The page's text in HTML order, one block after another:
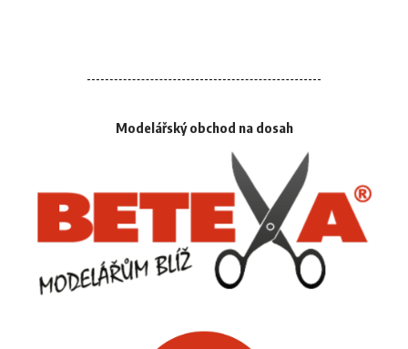
Modelářský obchod na dosah